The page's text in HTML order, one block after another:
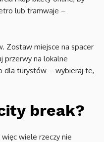
lub tramwaje –
Zostaw miejsce na spacer
przerwy na lokalne
dla turystów – wybieraj te,
break?
wiele rzeczy nie